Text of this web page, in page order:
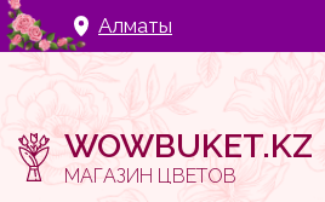
Алматы
WOWBUKET.KZ
МАГАЗИН ЦВЕТОВ